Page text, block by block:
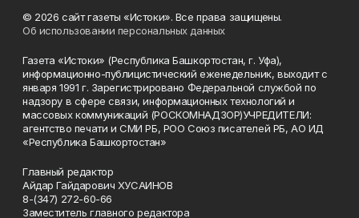
© 2026 сайт газеты «Истоки». Все права защищены.
Об использовании персональных данных
Газета «Истоки» (Республика Башкортостан, г. Уфа),
информационно-публицистический еженедельник, выходит с
января 1991 г. Зарегистрировано Федеральной службой по
надзору в сфере связи, информационных технологий и
массовых коммуникаций (РОСКОМНАДЗОР)УЧРЕДИТЕЛИ:
агентство печати и СМИ РБ, РОО Союз писателей РБ, АО ИД
«Республика Башкортостан»
Главный редактор
Айдар Гайдарович ХУСАИНОВ
8-(347) 272-60-66
Заместитель главного редактора